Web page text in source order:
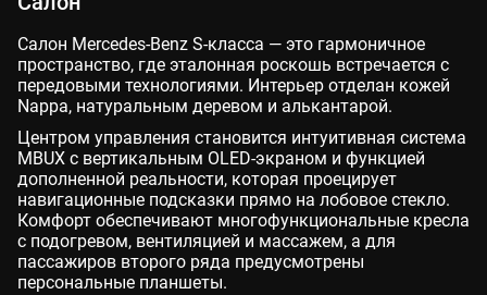
Салон Mercedes-Benz S-класса — это гармоничное
пространство, где эталонная роскошь встречается с
передовыми технологиями. Интерьер отделан кожей
Nappa, натуральным деревом и алькантарой.
Центром управления становится интуитивная система
MBUX с вертикальным OLED-экраном и функцией
дополненной реальности, которая проецирует
навигационные подсказки прямо на лобовое стекло.
Комфорт обеспечивают многофункциональные кресла
с подогревом, вентиляцией и массажем, а для
пассажиров второго ряда предусмотрены
персональные планшеты.